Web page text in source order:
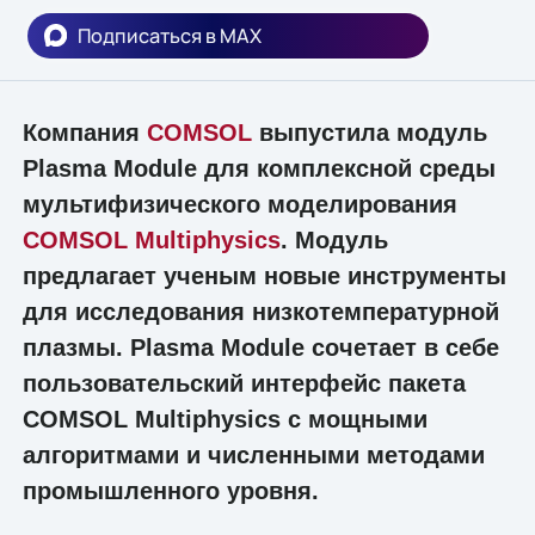
Подписаться в MAX
Компания COMSOLвыпустила модуль
Plasma Module для комплексной среды
мультифизического моделирования
COMSOL Multiphysics. Модуль
предлагает ученым новые инструменты
для исследования низкотемпературной
плазмы. Plasma Module сочетает в себе
пользовательский интерфейс пакета
COMSOL Multiphysics с мощными
алгоритмами и численными методами
промышленного уровня.